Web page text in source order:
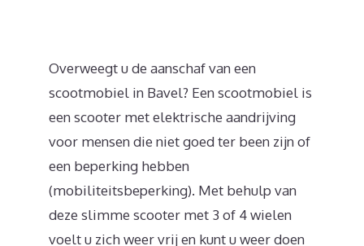
Overweegt u de aanschaf van een
scootmobiel in Bavel? Een scootmobiel is
een scooter met elektrische aandrijving
voor mensen die niet goed ter been zijn of
een beperking hebben
(mobiliteitsbeperking). Met behulp van
deze slimme scooter met 3 of 4 wielen
voelt u zich weer vrij en kunt u weer doen